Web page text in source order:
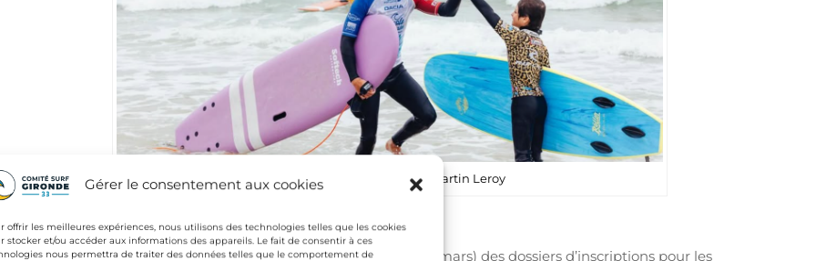
Gérer le consentement aux cookies
offrir les meilleures expériences, nous utilisons des technologies telles que les cookies
stocker et/ou accéder aux informations des appareils. Le fait de consentir à ces
nous permettra de traiter des données telles que le comportement de
Photo Lacanau Surf Club / Martin Leroy
Il reste moins d’une semaine avant la date limite de dépôt (15 mars) des dossiers d’inscriptions pour les